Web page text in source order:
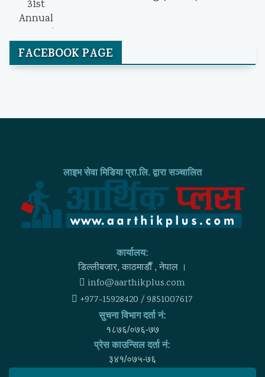
FACEBOOK PAGE
लाइभ सेवा मिडिया प्रा.लि. द्वारा सञ्चालित
कार्यालय:
डिल्लीबजार, काठमाडाैँ , नेपाल ।
info@aarthikplus.com
+977-15928420 / 9851007617
सुचना विभाग दर्ता नं:
१८७६/०७६-७७
प्रेस काउन्सिल दर्ता नं:
३४१/०७५-७६